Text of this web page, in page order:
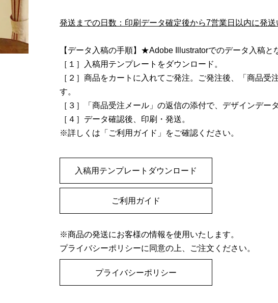
発送までの日数：印刷データ確定後から7営業日以内に発送
【データ入稿の手順】★Adobe Illustratorでのデータ入稿と
［１］入稿用テンプレートをダウンロード。
［２］商品をカートに入れてご発注。ご発注後、「商品受
す。
［３］「商品受注メール」の返信の添付で、デザインデー
［４］データ確認後、印刷・発送。
※詳しくは「ご利用ガイド」をご確認ください。
入稿用テンプレートダウンロード
ご利用ガイド
※商品の発送にお客様の情報を使用いたします。
プライバシーポリシーに同意の上、ご注文ください。
プライバシーポリシー